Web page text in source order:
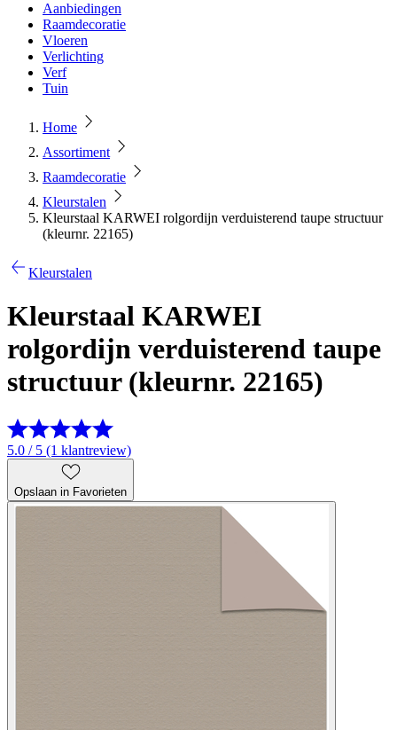
Aanbiedingen
Raamdecoratie
Vloeren
Verlichting
Verf
Tuin
Home
Assortiment
Raamdecoratie
Kleurstalen
Kleurstaal KARWEI rolgordijn verduisterend taupe structuur
(kleurnr. 22165)
Kleurstalen
Kleurstaal KARWEI
rolgordijn verduisterend taupe
structuur (kleurnr. 22165)
5.0 / 5 (1 klantreview)
Opslaan in Favorieten